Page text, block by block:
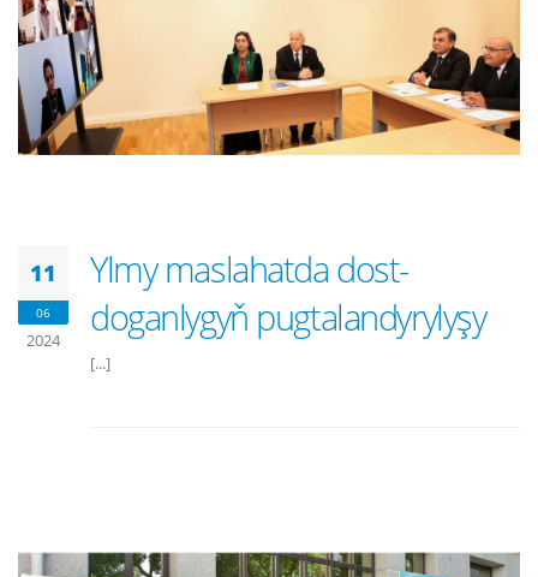
11
06
2024
Ylmy maslahatda dost-
doganlygyň pugtalandyrylyşy
[...]